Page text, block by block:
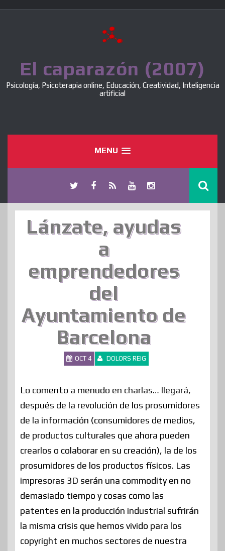
El caparazón (2007)
Psicología, Psicoterapia online, Educación, Creatividad, Inteligencia
artificial
MENU
Lánzate, ayudas
a
emprendedores
del
Ayuntamiento de
Barcelona
OCT 4 DOLORS REIG
Lo comento a menudo en charlas… llegará,
después de la revolución de los prosumidores
de la información (consumidores de medios,
de productos culturales que ahora pueden
crearlos o colaborar en su creación), la de los
prosumidores de los productos físicos. Las
impresoras 3D serán una commodity en no
demasiado tiempo y cosas como las
patentes en la producción industrial sufrirán
la misma crisis que hemos vivido para los
copyright en muchos sectores de nuestra